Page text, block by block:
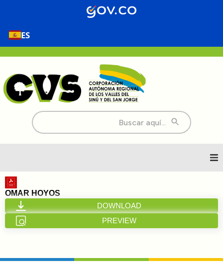
ES
Buscar:
Inicio
Nosotros
OMAR HOYOS
DOWNLOAD
PREVIEW